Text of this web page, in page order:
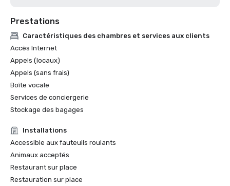
Prestations
Caractéristiques des chambres et services aux clients
Accès Internet
Appels (locaux)
Appels (sans frais)
Boîte vocale
Services de conciergerie
Stockage des bagages
Installations
Accessible aux fauteuils roulants
Animaux acceptés
Restaurant sur place
Restauration sur place